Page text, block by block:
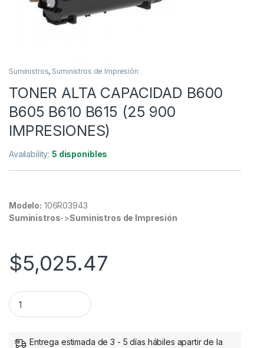
Suministros, Suministros de Impresión
TONER ALTA CAPACIDAD B600
B605 B610 B615 (25 900
IMPRESIONES)
Availability:5 disponibles
Modelo: 106R03943
Suministros->Suministros de Impresión
$5,025.47
TONER ALTA CAPACIDAD B600 B605 B610 B615 (25 900
Entrega estimada de 3 - 5 días hábiles apartir de la